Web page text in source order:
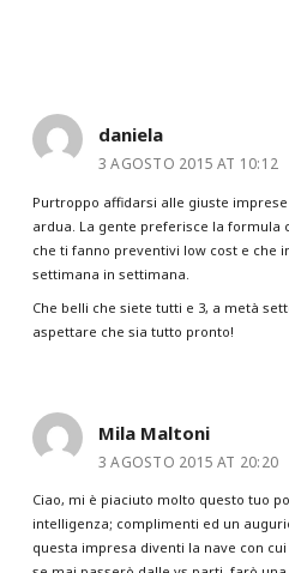
daniela
3 AGOSTO 2015 AT 10:12
Purtroppo affidarsi alle giuste
ardua. La gente preferisce la formula
che ti fanno preventivi low cost e che
settimana in settimana.
Che belli che siete tutti e 3, a metà
aspettare che sia tutto pronto!
Mila Maltoni
3 AGOSTO 2015 AT 20:20
Ciao, mi è piaciuto molto questo tuo
intelligenza; complimenti ed un
questa impresa diventi la nave con